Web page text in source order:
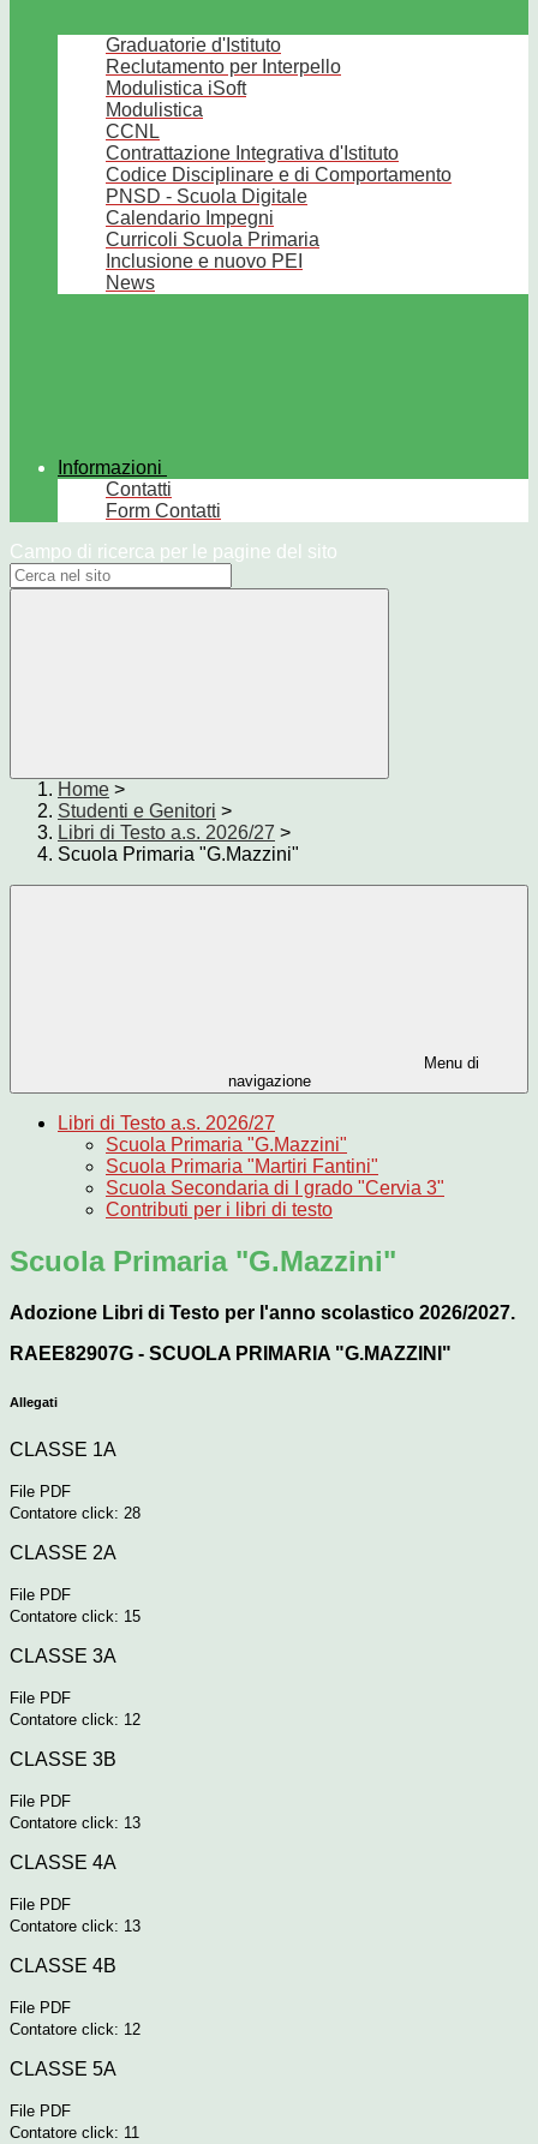
Graduatorie d'Istituto
Reclutamento per Interpello
Modulistica iSoft
Modulistica
CCNL
Contrattazione Integrativa d'Istituto
Codice Disciplinare e di Comportamento
PNSD - Scuola Digitale
Calendario Impegni
Curricoli Scuola Primaria
Inclusione e nuovo PEI
News
Informazioni
Contatti
Form Contatti
Campo di ricerca per le pagine del sito
Home >
Studenti e Genitori >
Libri di Testo a.s. 2026/27 >
Scuola Primaria "G.Mazzini"
Menu di
navigazione
Libri di Testo a.s. 2026/27
Scuola Primaria "G.Mazzini"
Scuola Primaria "Martiri Fantini"
Scuola Secondaria di I grado "Cervia 3"
Contributi per i libri di testo
Scuola Primaria "G.Mazzini"
Adozione Libri di Testo per l'anno scolastico 2026/2027.
RAEE82907G - SCUOLA PRIMARIA "G.MAZZINI"
Allegati
CLASSE 1A
File PDF
Contatore click: 28
CLASSE 2A
File PDF
Contatore click: 15
CLASSE 3A
File PDF
Contatore click: 12
CLASSE 3B
File PDF
Contatore click: 13
CLASSE 4A
File PDF
Contatore click: 13
CLASSE 4B
File PDF
Contatore click: 12
CLASSE 5A
File PDF
Contatore click: 11